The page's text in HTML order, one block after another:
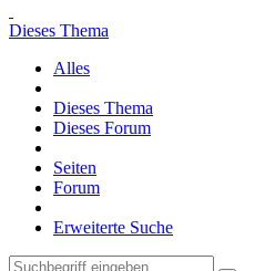
Dieses Thema
Alles
Dieses Thema
Dieses Forum
Seiten
Forum
Erweiterte Suche